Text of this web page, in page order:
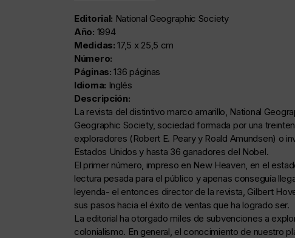
Editorial: National Geographic Society
Año: 1994
Medidas: 17,5 x 25,5 cm
Número:
Páginas:136 páginas
Idioma: Inglés
Descripción:
La revista del distintivo marco amarillo, National
Geographic Society, sociedad formada por una
exploradores (Robert E. Peary y Roald Amundsen) o
Estados Unidos y hasta 36 ganadores del Nobel.
El primer número, impreso en New Heaven, en el
lectura pesada para el público y apenas conseguía
leyenda- el entonces director de la revista, Gilbert
sus pasos hacia el éxito de ventas que ha logrado ser.
La editorial ha otorgado miles de subvenciones a
colonialismo. En general, el conocimiento de nuestro